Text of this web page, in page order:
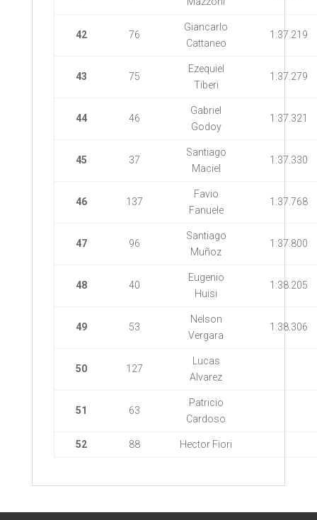
42 76
Giancarlo
Cattaneo
1:37.219
43 75
Ezequiel
Tiberi
1:37.279
44 46
Gabriel
Godoy
1:37.321
45 37
Santiago
Maciel
1:37.330
46 137
Favio
Fanuele
1:37.768
47 96
Santiago
Muñoz
1:37.800
48 40
Eugenio
Huisi
1:38.205
49 53
Nelson
Vergara
1:38.306
50 127
Lucas
Alvarez
51 63
Patricio
Cardoso
52 88 Hector Fiori